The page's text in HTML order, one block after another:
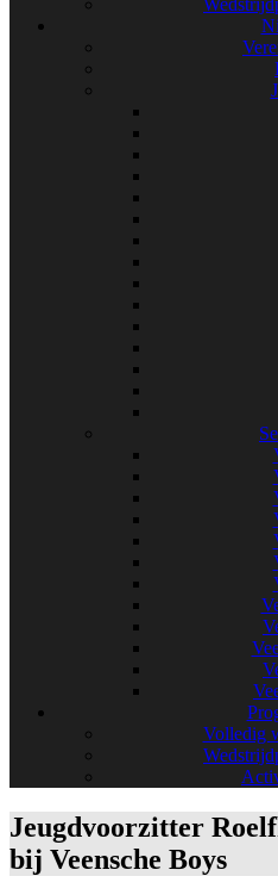
Volledig
Jeugdvoorzitter
bij Veensche Boys